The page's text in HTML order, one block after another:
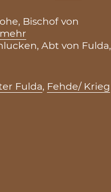
Bischof von
mehr
Abt von Fulda,
Fulda, Fehde/ Krieg